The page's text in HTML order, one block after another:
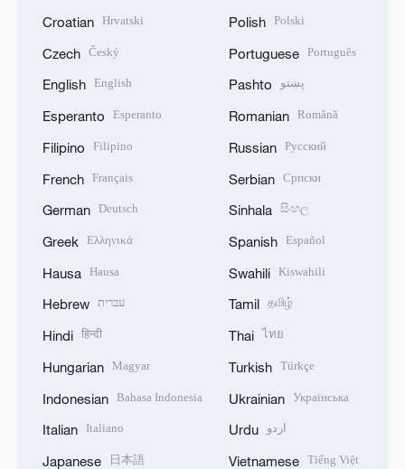
Croatian Hrvatski
Czech Český
English English
Esperanto Esperanto
Filipino Filipino
French Français
German Deutsch
Greek Ελληνικά
Hausa Hausa
Hebrew עברית
Hindi हिन्दी
Hungarian Magyar
Indonesian Bahasa Indonesia
Italian Italiano
Japanese 日本語
Polish Polski
Portuguese Português
Pashto پښتو
Romanian Română
Russian Русский
Serbian Српски
Sinhala සිංහල
Spanish Español
Swahili Kiswahili
Tamil தமிழ்
Thai ไทย
Turkish Türkçe
Ukrainian Українська
Urdu اردو
Vietnamese Tiếng Việt